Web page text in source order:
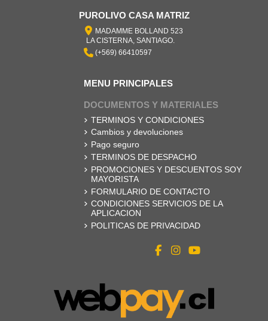
PUROLIVO CASA MATRIZ
MADAMME BOLLAND 523
LA CISTERNA, SANTIAGO.
(+569) 66410597
MENU PRINCIPALES
DOCUMENTOS Y MATERIALES
TERMINOS Y CONDICIONES
Cambios y devoluciones
Pago seguro
TERMINOS DE DESPACHO
PROMOCIONES Y DESCUENTOS SOY
MAYORISTA
FORMULARIO DE CONTACTO
CONDICIONES SERVICIOS DE LA
APLICACION
POLITICAS DE PRIVACIDAD